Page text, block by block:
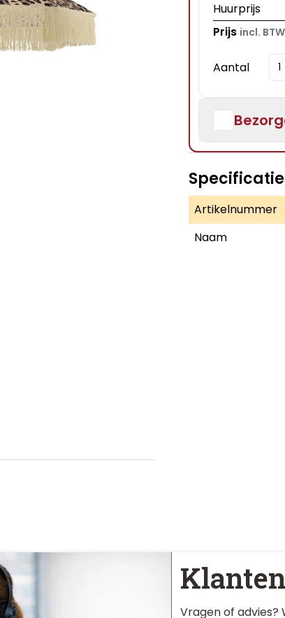
Huurprijs
Prijs incl. BTW
Aantal
Artikelnummer
Naam
Vragen of advies?